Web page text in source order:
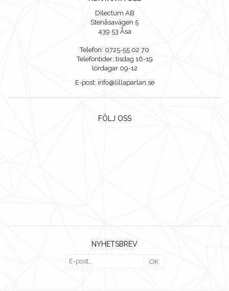
Dilectum AB
Stenåsavägen 5
439 53 Åsa
Telefon: 0725-55 02 70
Telefontider: tisdag 16-19
lördagar 09-12
E-post: info@lillaparlan.se
FÖLJ OSS
NYHETSBREV
OK